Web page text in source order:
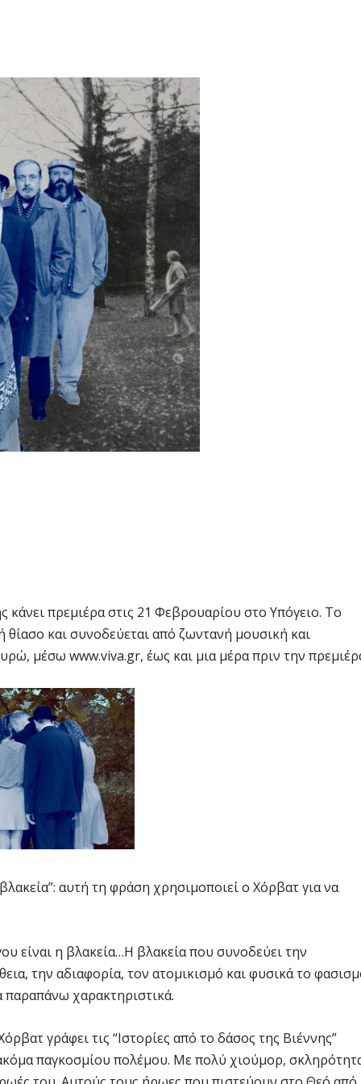
πρεμιέρα στις 21 Φεβρουαρίου στο Υπόγειο. Το
και συνοδεύεται από ζωντανή μουσική και
μέσω www.viva.gr, έως και μια μέρα πριν την
αυτή τη φράση χρησιμοποιεί ο Χόρβατ για να
είναι η βλακεία…Η βλακεία που συνοδεύει την
την αδιαφορία, τον ατομικισμό και φυσικά το
παραπάνω χαρακτηριστικά.
γράφει τις “Ιστορίες από το δάσος της Βιέννης”
παγκοσμίου πολέμου. Με πολύ χιούμορ,